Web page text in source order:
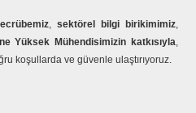
, sektörel bilgi birikimimiz,
Yüksek Mühendisimizin katkısıyla,
koşullarda ve güvenle ulaştırıyoruz.